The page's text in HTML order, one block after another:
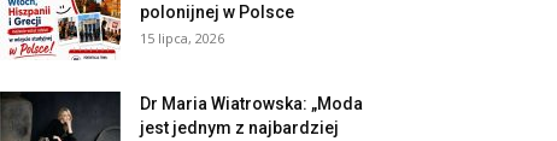
polonijnej w Polsce
15 lipca, 2026
Dr Maria Wiatrowska: „Moda
jest jednym z najbardziej